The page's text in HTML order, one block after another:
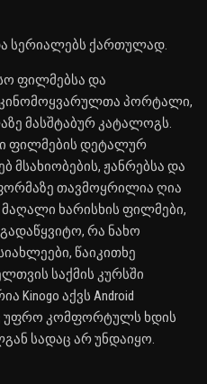
სერიალებს ქართულად.
ფილმებსა და
კინომოყვარულთა პორტალი,
მასშტაბურ კატალოგს.
ფილმების დეტალურ
მსახიობების, ჟანრებსა და
თავმოყრილია ღია
ხარისხის ფილმები,
რა ნახო
წაიკითხე
საქმის კურსში
Kinogo აქვს Android
უფრო კომფორტულს ხდის
სადაც არ უნდაიყო.